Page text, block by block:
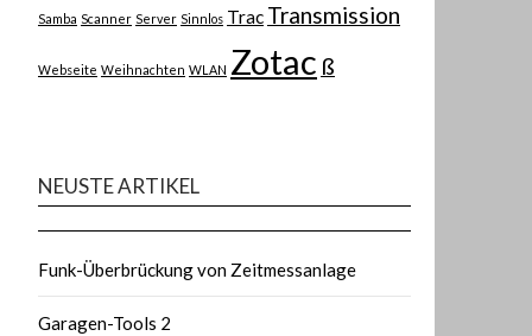
Samba Scanner Server Sinnlos Trac Transmission
Webseite Weihnachten WLAN Zotac ß
NEUSTE ARTIKEL
Funk-Überbrückung von Zeitmessanlage
Garagen-Tools 2